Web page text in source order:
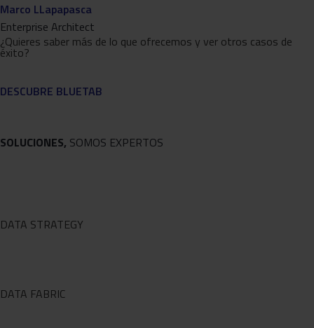
Marco LLapapasca
Enterprise Architect
¿Quieres saber más de lo que ofrecemos y ver otros casos de
éxito?
DESCUBRE BLUETAB
SOLUCIONES, SOMOS EXPERTOS
DATA STRATEGY
DATA FABRIC